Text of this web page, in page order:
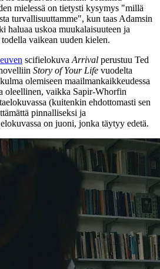
mielessä on tietysti kysymys "millä
turvallisuuttamme", kun taas Adamsin
haluaa uskoa muukalaisuuteen ja
vaikean uuden kielen.
scifielokuva Arrival perustuu Ted
Story of Your Life vuodelta
olemiseen maailmankaikkeudessa
oleellinen, vaikka Sapir-Whorfin
(kuitenkin ehdottomasti sen
pinnalliseksi ja
on juoni, jonka täytyy edetä.